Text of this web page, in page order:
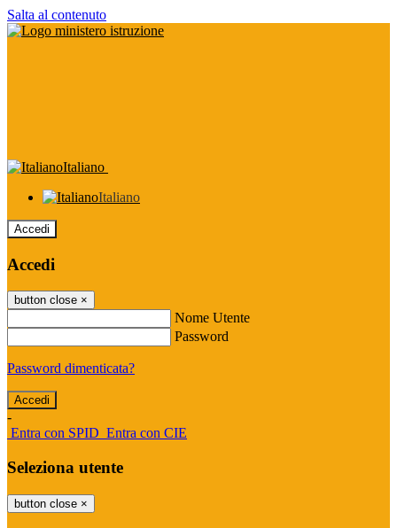
Salta al contenuto
Italiano
Italiano
Accedi
Accedi
button close ×
Nome Utente
Password
Password dimenticata?
-
Entra con SPID Entra con CIE
Seleziona utente
button close ×